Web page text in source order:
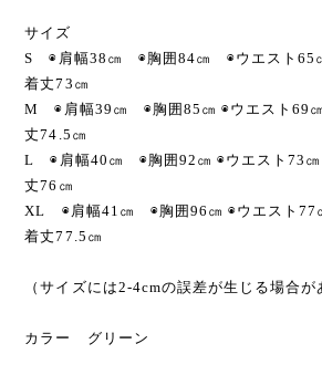
サイズ
S ◉肩幅38㎝ ◉胸囲84㎝ ◉ウエスト
着丈73㎝
M ◉肩幅39㎝ ◉胸囲85㎝ ◉ウエスト69
丈74.5㎝
L ◉肩幅40㎝ ◉胸囲92㎝ ◉ウエスト73
丈76㎝
XL ◉肩幅41㎝ ◉胸囲96㎝ ◉ウエスト
着丈77.5㎝
（サイズには2-4cmの誤差が生じる場合が
カラー グリーン